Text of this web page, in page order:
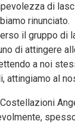
di
rinunciato.
il gruppo di
di attingere
a noi
attingiamo al